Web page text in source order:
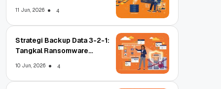
11 Jun, 2026 4
Strategi Backup Data 3-2-1:
Tangkal Ransomware
10 Jun, 2026 4